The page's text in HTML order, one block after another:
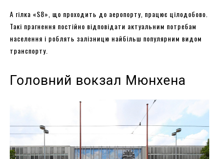
А гілка «S8», що проходить до аеропорту, працює цілодобово.
Такі прагнення постійно відповідати актуальним потребам
населення і роблять залізницю найбільш популярним видом
транспорту.
Головний вокзал Мюнхена